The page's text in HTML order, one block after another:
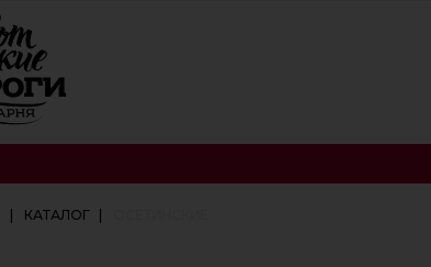
КАТАЛОГ